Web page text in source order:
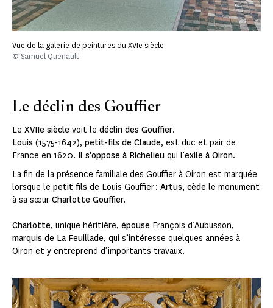
Vue de la galerie de peintures du XVIe siècle
© Samuel Quenault
Le déclin des Gouffier
Le XVIIe siècle voit le déclin des Gouffier.
Louis (1575-1642), petit-fils de Claude, est duc et pair de
France en 1620. Il s’oppose à Richelieu qui l’exile à Oiron.
La fin de la présence familiale des Gouffier à Oiron est marquée
lorsque le petit fils de Louis Gouffier : Artus, cède le monument
à sa sœur Charlotte Gouffier.
Charlotte, unique héritière, épouse François d’Aubusson,
marquis de La Feuillade, qui s’intéresse quelques années à
Oiron et y entreprend d’importants travaux.